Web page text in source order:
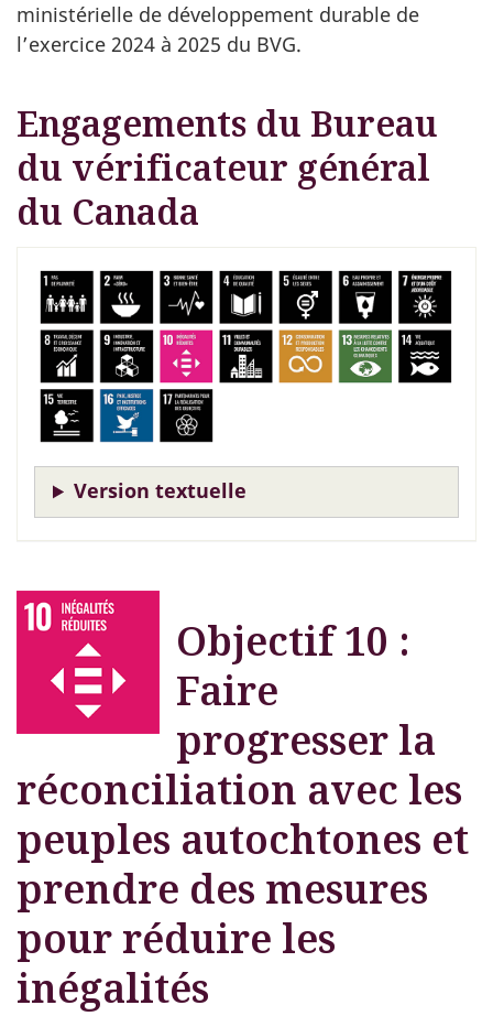
ministérielle de développement durable de
l’exercice 2024 à 2025 du BVG.
Engagements du Bureau
du vérificateur général
du Canada
Version textuelle
Objectif 10 :
Faire
progresser la
réconciliation avec les
peuples autochtones et
prendre des mesures
pour réduire les
inégalités